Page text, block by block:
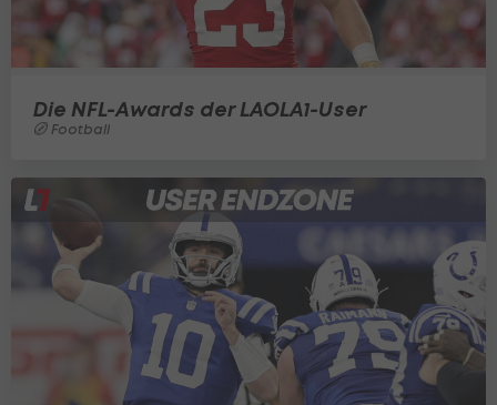
Die NFL-Awards der LAOLA1-User
Football